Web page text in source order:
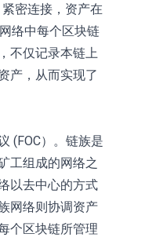
密连接，资产在
络中每个区块链
不仅记录本链上
产，从而实现了
(FOC）。链族是
工组成的网络之
以去中心的方式
网络则协调资产
个区块链所管理